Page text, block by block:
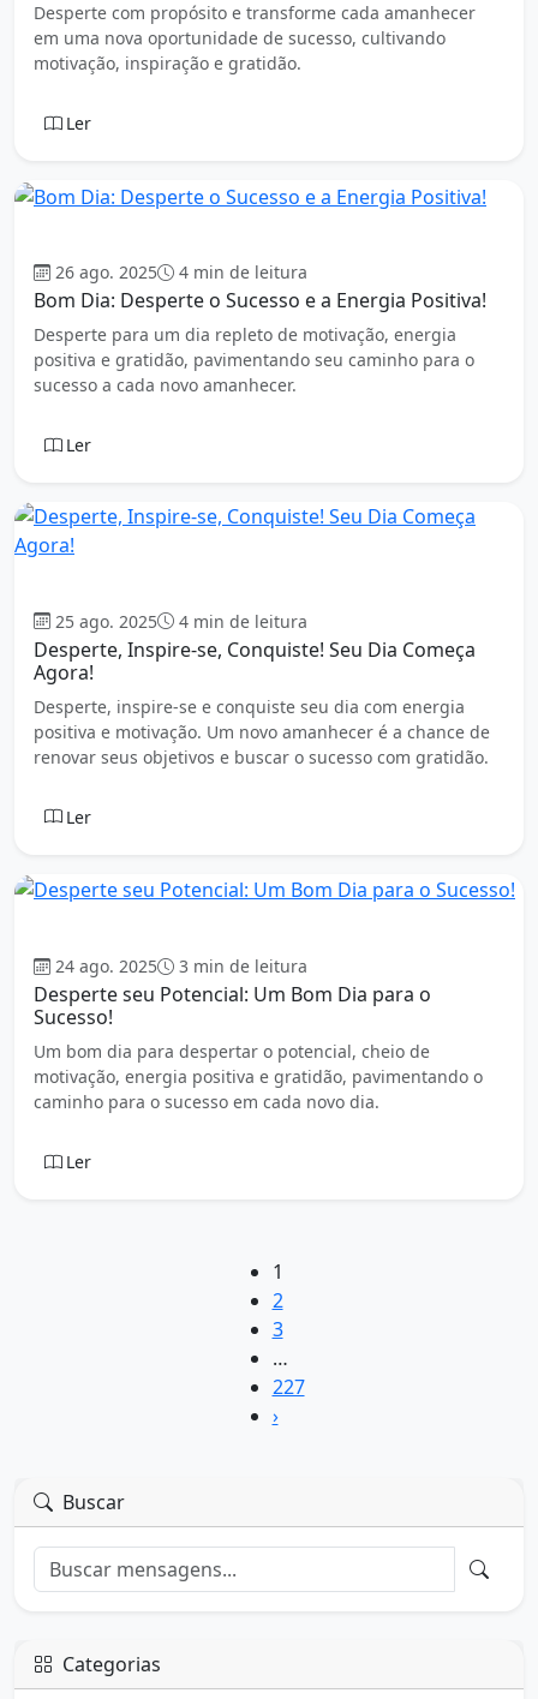
Desperte com propósito e transforme cada amanhecer
em uma nova oportunidade de sucesso, cultivando
motivação, inspiração e gratidão.
Ler
26 ago. 2025 4 min de leitura
Bom Dia: Desperte o Sucesso e a Energia Positiva!
Desperte para um dia repleto de motivação, energia
positiva e gratidão, pavimentando seu caminho para o
sucesso a cada novo amanhecer.
Ler
25 ago. 2025 4 min de leitura
Desperte, Inspire-se, Conquiste! Seu Dia Começa
Agora!
Desperte, inspire-se e conquiste seu dia com energia
positiva e motivação. Um novo amanhecer é a chance de
renovar seus objetivos e buscar o sucesso com gratidão.
Ler
24 ago. 2025 3 min de leitura
Desperte seu Potencial: Um Bom Dia para o
Sucesso!
Um bom dia para despertar o potencial, cheio de
motivação, energia positiva e gratidão, pavimentando o
caminho para o sucesso em cada novo dia.
Ler
1
2
3
…
227
›
Buscar
Categorias